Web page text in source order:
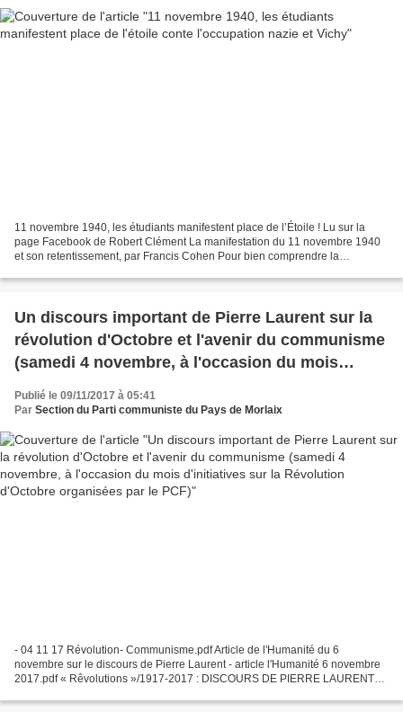
11 novembre 1940, les étudiants manifestent place de l’Étoile ! Lu sur la
page Facebook de Robert Clément La manifestation du 11 novembre 1940
et son retentissement, par Francis Cohen Pour bien comprendre la
Un discours important de Pierre Laurent sur la
révolution d'Octobre et l'avenir du communisme
(samedi 4 novembre, à l'occasion du mois
organisées par le PCF)
Publié le 09/11/2017 à 05:41
Par Section du Parti communiste du Pays de Morlaix
- 04 11 17 Révolution- Communisme.pdf Article de l'Humanité du 6
novembre sur le discours de Pierre Laurent - article l'Humanité 6 novembre
2017.pdf « Rêvolutions »/1917-2017 : DISCOURS DE PIERRE LAURENT